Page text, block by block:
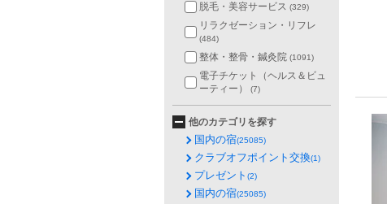
脱毛・美容サービス (329)
リラクゼーション・リフレ
(484)
整体・整骨・鍼灸院 (1091)
電子チケット（ヘルス＆ビュ
ーティー）
(7)
他のカテゴリを探す
国内の宿(25085)
クラブオフポイント交換(1)
プレゼント (2)
国内の宿(25085)